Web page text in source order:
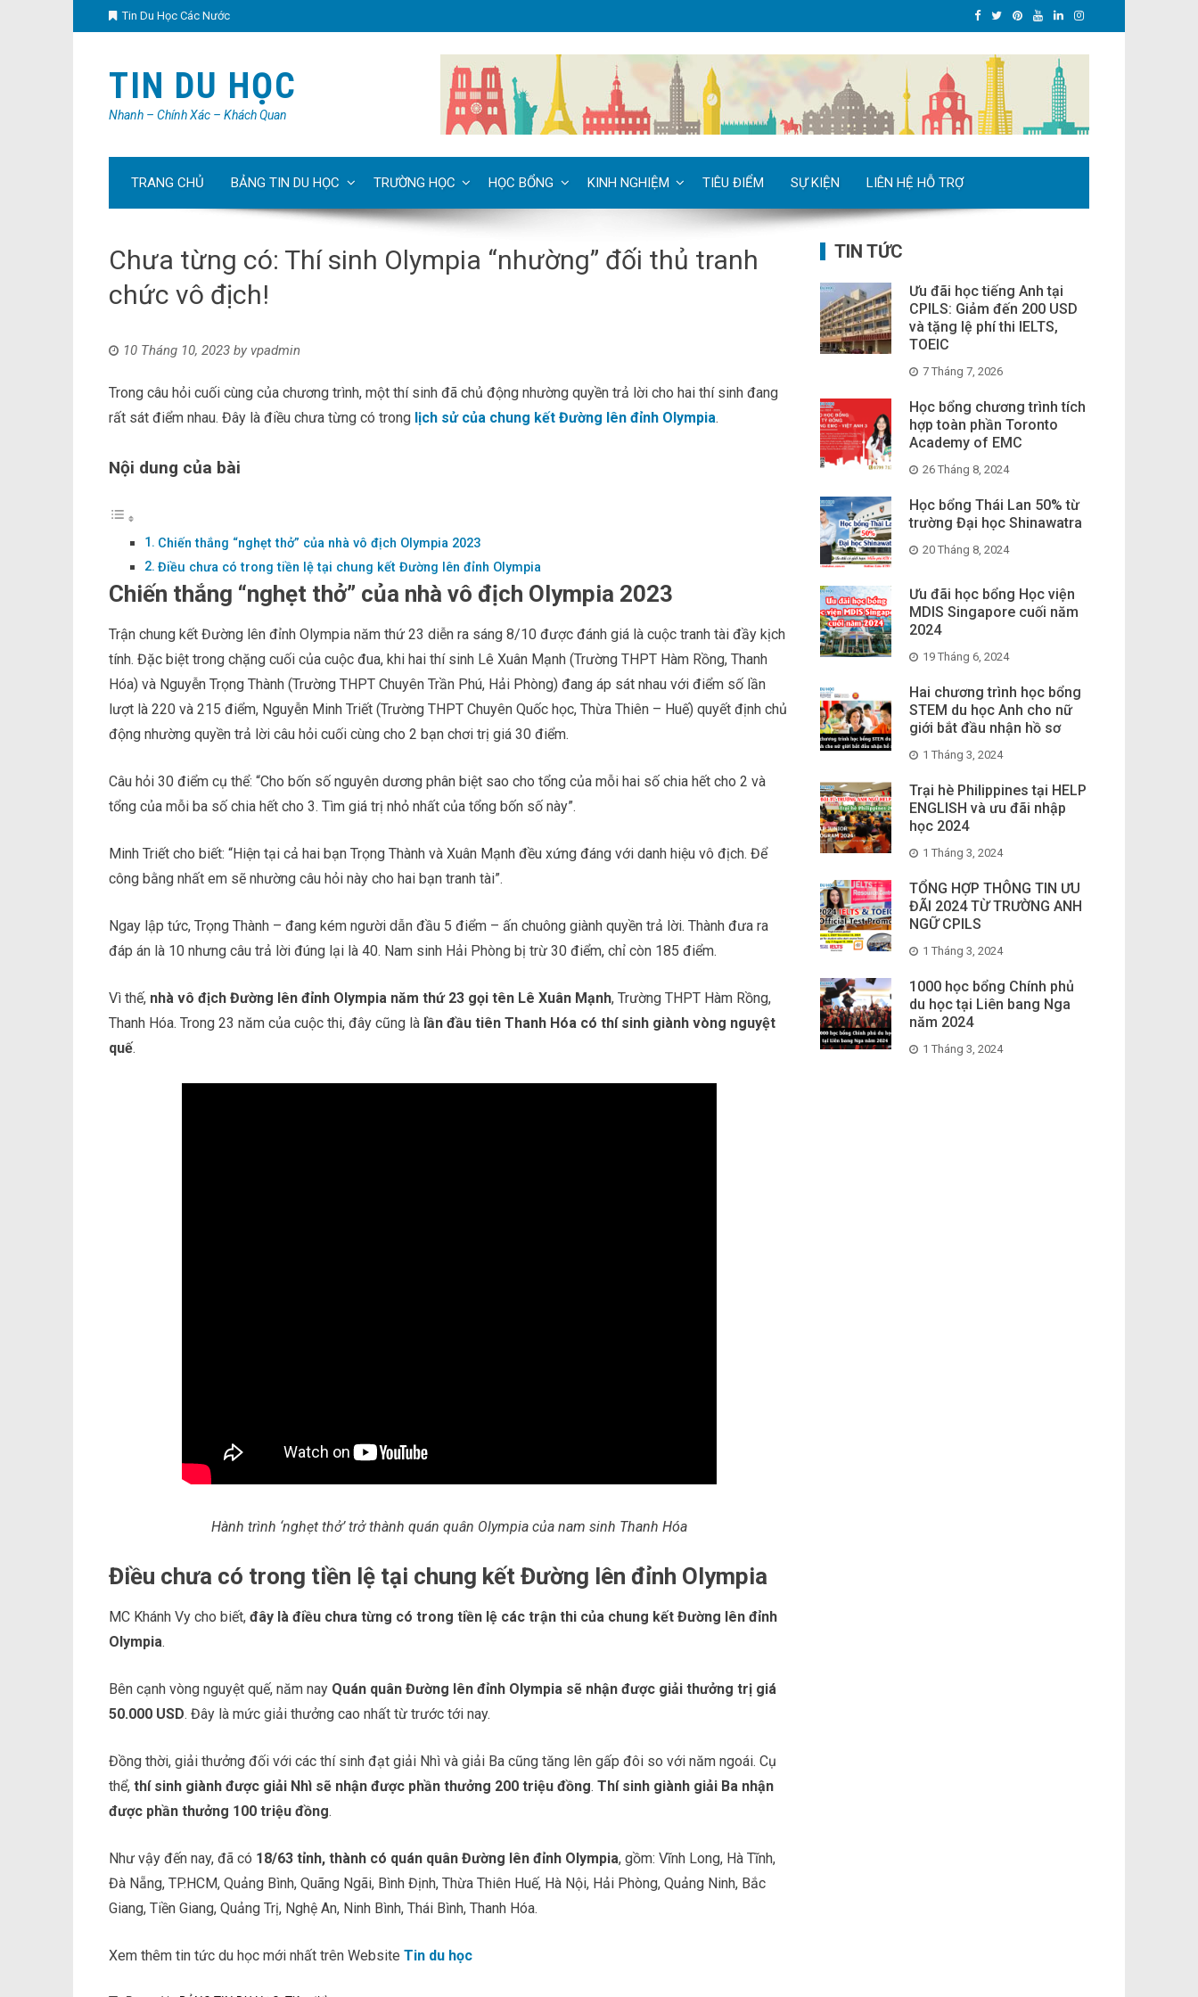
Tin Du Học Các Nước
TIN DU HỌC
Nhanh – Chính Xác – Khách Quan
TRANG CHỦ BẢNG TIN DU HỌC TRƯỜNG HỌC HỌC BỔNG KINH NGHIỆM TIÊU ĐIỂM SỰ KIỆN LIÊN HỆ HỖ TRỢ
Chưa từng có: Thí sinh Olympia “nhường” đối thủ tranh
chức vô địch!
10 Tháng 10, 2023 by vpadmin
Trong câu hỏi cuối cùng của chương trình, một thí sinh đã chủ động nhường quyền trả lời cho hai thí sinh đang
rất sát điểm nhau. Đây là điều chưa từng có trong lịch sử của chung kết Đường lên đỉnh Olympia.
Nội dung của bài
Chiến thắng “nghẹt thở” của nhà vô địch Olympia 2023
Điều chưa có trong tiền lệ tại chung kết Đường lên đỉnh Olympia
Chiến thắng “nghẹt thở” của nhà vô địch Olympia 2023
Trận chung kết Đường lên đỉnh Olympia năm thứ 23 diễn ra sáng 8/10 được đánh giá là cuộc tranh tài đầy kịch
tính. Đặc biệt trong chặng cuối của cuộc đua, khi hai thí sinh Lê Xuân Mạnh (Trường THPT Hàm Rồng, Thanh
Hóa) và Nguyễn Trọng Thành (Trường THPT Chuyên Trần Phú, Hải Phòng) đang áp sát nhau với điểm số lần
lượt là 220 và 215 điểm, Nguyễn Minh Triết (Trường THPT Chuyên Quốc học, Thừa Thiên – Huế) quyết định chủ
động nhường quyền trả lời câu hỏi cuối cùng cho 2 bạn chơi trị giá 30 điểm.
Câu hỏi 30 điểm cụ thể: “Cho bốn số nguyên dương phân biệt sao cho tổng của mỗi hai số chia hết cho 2 và
tổng của mỗi ba số chia hết cho 3. Tìm giá trị nhỏ nhất của tổng bốn số này”.
Minh Triết cho biết: “Hiện tại cả hai bạn Trọng Thành và Xuân Mạnh đều xứng đáng với danh hiệu vô địch. Để
công bằng nhất em sẽ nhường câu hỏi này cho hai bạn tranh tài”.
Ngay lập tức, Trọng Thành – đang kém người dẫn đầu 5 điểm – ấn chuông giành quyền trả lời. Thành đưa ra
đáp án là 10 nhưng câu trả lời đúng lại là 40. Nam sinh Hải Phòng bị trừ 30 điểm, chỉ còn 185 điểm.
Vì thế, nhà vô địch Đường lên đỉnh Olympia năm thứ 23 gọi tên Lê Xuân Mạnh, Trường THPT Hàm Rồng,
Thanh Hóa. Trong 23 năm của cuộc thi, đây cũng là lần đầu tiên Thanh Hóa có thí sinh giành vòng nguyệt
quế.
Hành trình ‘nghẹt thở’ trở thành quán quân Olympia của nam sinh Thanh Hóa
Điều chưa có trong tiền lệ tại chung kết Đường lên đỉnh Olympia
MC Khánh Vy cho biết, đây là điều chưa từng có trong tiền lệ các trận thi của chung kết Đường lên đỉnh
Olympia.
Bên cạnh vòng nguyệt quế, năm nay Quán quân Đường lên đỉnh Olympia sẽ nhận được giải thưởng trị giá
50.000 USD. Đây là mức giải thưởng cao nhất từ trước tới nay.
Đồng thời, giải thưởng đối với các thí sinh đạt giải Nhì và giải Ba cũng tăng lên gấp đôi so với năm ngoái. Cụ
thể, thí sinh giành được giải Nhì sẽ nhận được phần thưởng 200 triệu đồng. Thí sinh giành giải Ba nhận
được phần thưởng 100 triệu đồng.
Như vậy đến nay, đã có 18/63 tỉnh, thành có quán quân Đường lên đỉnh Olympia, gồm: Vĩnh Long, Hà Tĩnh,
Đà Nẵng, TP.HCM, Quảng Bình, Quãng Ngãi, Bình Định, Thừa Thiên Huế, Hà Nội, Hải Phòng, Quảng Ninh, Bắc
Giang, Tiền Giang, Quảng Trị, Nghệ An, Ninh Bình, Thái Bình, Thanh Hóa.
Xem thêm tin tức du học mới nhất trên Website Tin du học
TIN TỨC
Ưu đãi học tiếng Anh tại
CPILS: Giảm đến 200 USD
và tặng lệ phí thi IELTS,
TOEIC
7 Tháng 7, 2026
Học bổng chương trình tích
hợp toàn phần Toronto
Academy of EMC
26 Tháng 8, 2024
Học bổng Thái Lan 50% từ
trường Đại học Shinawatra
20 Tháng 8, 2024
Ưu đãi học bổng Học viện
MDIS Singapore cuối năm
2024
19 Tháng 6, 2024
Hai chương trình học bổng
STEM du học Anh cho nữ
giới bắt đầu nhận hồ sơ
1 Tháng 3, 2024
Trại hè Philippines tại HELP
ENGLISH và ưu đãi nhập
học 2024
1 Tháng 3, 2024
TỔNG HỢP THÔNG TIN ƯU
ĐÃI 2024 TỪ TRƯỜNG ANH
NGỮ CPILS
1 Tháng 3, 2024
1000 học bổng Chính phủ
du học tại Liên bang Nga
năm 2024
1 Tháng 3, 2024